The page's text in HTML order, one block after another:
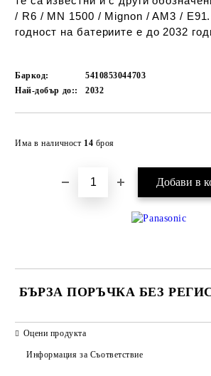
/ R6 / MN 1500 / Mignon / AM3 /
годност на батериите е до 2032
Баркод:
5410853044703
Най-добър до::
2032
Има в наличност 14 броя
БЪРЗА ПОРЪЧКА БЕЗ
Оцени продукта
Информация за Съответствие